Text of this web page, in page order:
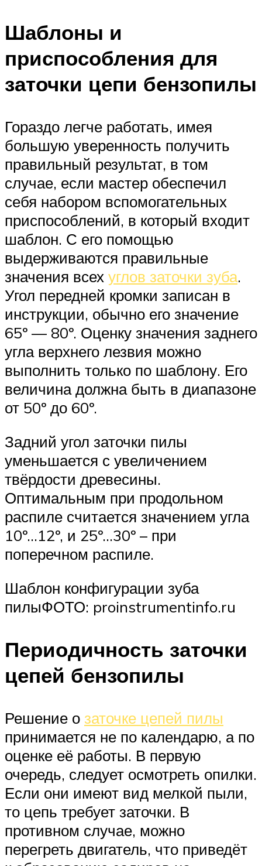
Шаблоны и
приспособления для
заточки цепи бензопилы
Гораздо легче работать, имея
большую уверенность получить
правильный результат, в том
случае, если мастер обеспечил
себя набором вспомогательных
приспособлений, в который входит
шаблон. С его помощью
выдерживаются правильные
значения всех углов заточки зуба.
Угол передней кромки записан в
инструкции, обычно его значение
65º — 80º. Оценку значения заднего
угла верхнего лезвия можно
выполнить только по шаблону. Его
величина должна быть в диапазоне
от 50º до 60º.
Задний угол заточки пилы
уменьшается с увеличением
твёрдости древесины.
Оптимальным при продольном
распиле считается значением угла
10º…12º, и 25º…30º – при
поперечном распиле.
Шаблон конфигурации зуба
пилыФОТО: proinstrumentinfo.ru
Периодичность заточки
цепей бензопилы
Решение о заточке цепей пилы
принимается не по календарю, а по
оценке её работы. В первую
очередь, следует осмотреть опилки.
Если они имеют вид мелкой пыли,
то цепь требует заточки. В
противном случае, можно
перегреть двигатель, что приведёт